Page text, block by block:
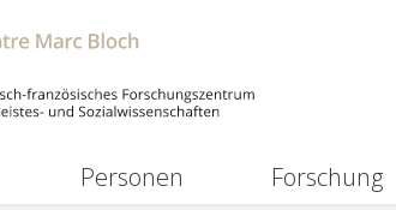
Personen Forschung